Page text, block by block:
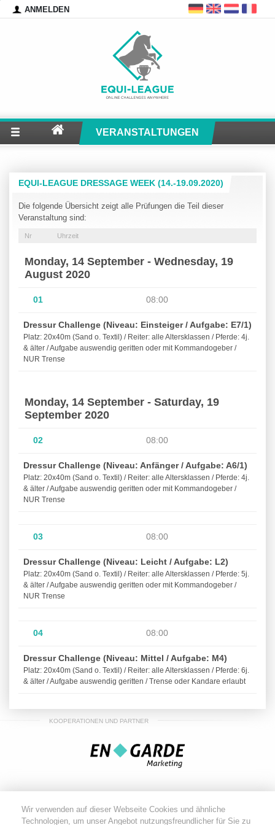
ANMELDEN
VERANSTALTUNGEN
EQUI-LEAGUE DRESSAGE WEEK (14.-19.09.2020)
Die folgende Übersicht zeigt alle Prüfungen die Teil dieser
Veranstaltung sind:
Nr Uhrzeit
Monday, 14 September - Wednesday, 19
August 2020
01 08:00
Dressur Challenge (Niveau: Einsteiger / Aufgabe: E7/1)
Platz: 20x40m (Sand o. Textil) / Reiter: alle Altersklassen / Pferde: 4j.
& älter / Aufgabe auswendig geritten oder mit Kommandogeber /
NUR Trense
Monday, 14 September - Saturday, 19
September 2020
02 08:00
Dressur Challenge (Niveau: Anfänger / Aufgabe: A6/1)
Platz: 20x40m (Sand o. Textil) / Reiter: alle Altersklassen / Pferde: 4j.
& älter / Aufgabe auswendig geritten oder mit Kommandogeber /
NUR Trense
03 08:00
Dressur Challenge (Niveau: Leicht / Aufgabe: L2)
Platz: 20x40m (Sand o. Textil) / Reiter: alle Altersklassen / Pferde: 5j.
& älter / Aufgabe auswendig geritten oder mit Kommandogeber /
NUR Trense
04 08:00
Dressur Challenge (Niveau: Mittel / Aufgabe: M4)
Platz: 20x40m (Sand o. Textil) / Reiter: alle Altersklassen / Pferde: 6j.
& älter / Aufgabe auswendig geritten / Trense oder Kandare erlaubt
KOOPERATIONEN UND PARTNER
Wir verwenden auf dieser Webseite Cookies und ähnliche
Technologien, um unser Angebot nutzungsfreundlicher für Sie zu